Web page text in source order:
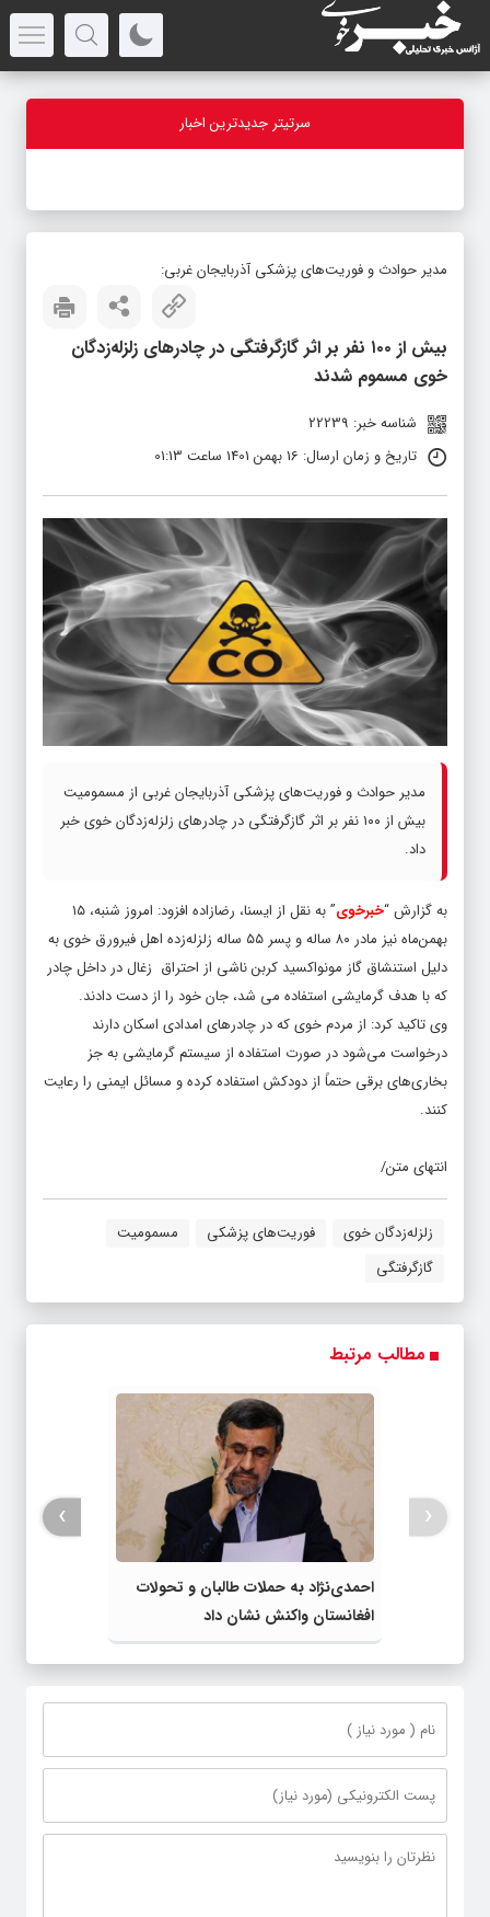
سرتیتر جدیدترین اخبار
مدیر حوادث و فوریت‌های پزشکی آذربایجان غربی:
بیش از ۱۰۰ نفر بر اثر گازگرفتگی در چادرهای زلزله‌زدگان
خوی مسموم شدند
شناسه خبر: 22239
تاریخ و زمان ارسال: 16 بهمن 1401 ساعت 01:13
مدیر حوادث و فوریت‌های پزشکی آذربایجان غربی از مسمومیت
بیش از ۱۰۰ نفر بر اثر گازگرفتگی در چادرهای زلزله‌زدگان خوی خبر
داد.
به گزارش “خبرخوی
” به نقل از ایسنا، رضازاده افزود: امروز شنبه، ۱۵
بهمن‌ماه نیز مادر ۸۰ ساله و پسر ۵۵ ساله زلزله‌زده اهل فیرورق خوی به
دلیل استنشاق گاز مونواکسید کربن ناشی از احتراق زغال در داخل چادر
که با هدف گرمایشی استفاده می شد، جان خود را از دست دادند.
وی تاکید کرد: از مردم خوی که در چادرهای امدادی اسکان دارند
درخواست می‌شود در صورت استفاده از سیستم گرمایشی به جز
بخاری‌های برقی حتماً از دودکش استفاده کرده و مسائل ایمنی را رعایت
کنند.
انتهای متن/
زلزله‌زدگان خوی فوریت‌های پزشکی
مسمومیت
گازگرفتگی
مطالب مرتبط
احمدی‌نژاد به حملات طالبان و تحولات
افغانستان واکنش نشان داد
‹
›